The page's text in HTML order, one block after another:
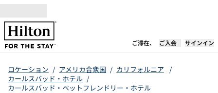
ご滞在、 新しいタブで開
ご入会 サインイン
ロケーション / アメリカ合衆国 / カリフォルニア
/
カールスバッド・ホテル /
カールスバッド・ペットフレンドリー・ホテル